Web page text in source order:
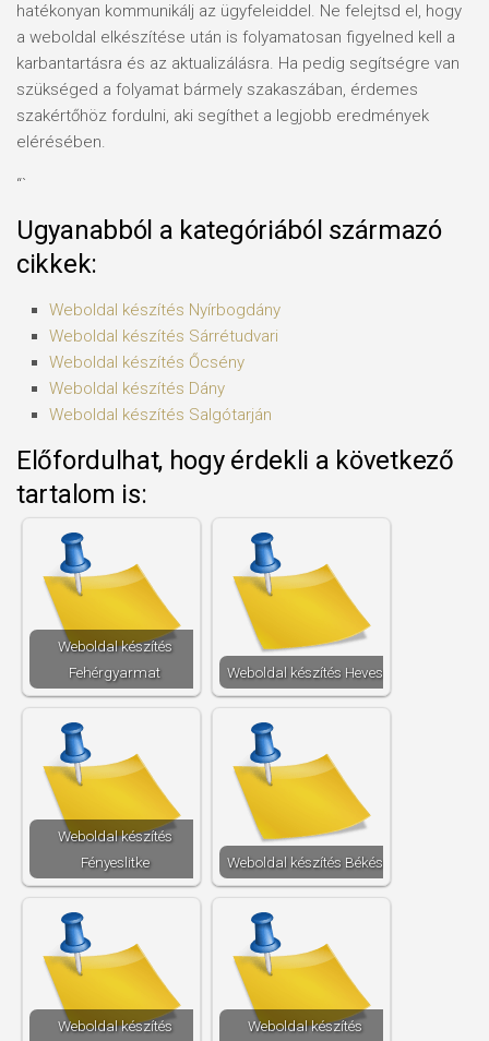
hatékonyan kommunikálj az ügyfeleiddel. Ne felejtsd el, hogy
a weboldal elkészítése után is folyamatosan figyelned kell a
karbantartásra és az aktualizálásra. Ha pedig segítségre van
szükséged a folyamat bármely szakaszában, érdemes
szakértőhöz fordulni, aki segíthet a legjobb eredmények
elérésében.
“`
Ugyanabból a kategóriából származó
cikkek:
Weboldal készítés​ Nyírbogdány
Weboldal készítés​ Sárrétudvari
Weboldal készítés​ Őcsény
Weboldal készítés​ Dány
Weboldal készítés​ Salgótarján
Előfordulhat, hogy érdekli a következő
tartalom is:
Weboldal készítés​
Fehérgyarmat
Weboldal készítés​ Heves
Weboldal készítés​
Fényeslitke
Weboldal készítés​ Békés
Weboldal készítés​
Weboldal készítés​